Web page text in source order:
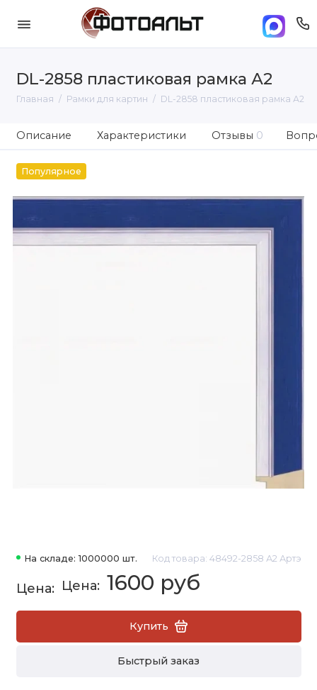
DL-2858 пластиковая рамка А2
Главная Рамки для картин DL-2858 пластиковая рамка А2
Описание Характеристики Отзывы 0
Популярное
На складе: 1000000 шт. Код товара: 48492-2858 А2 Артэ
1600 руб
Купить
Быстрый заказ